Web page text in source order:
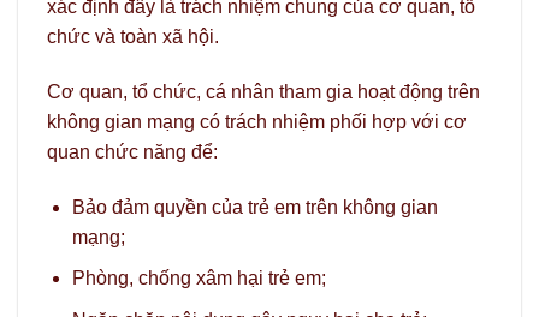
xác định đây là trách nhiệm chung của cơ quan, tổ
chức và toàn xã hội.
Cơ quan, tổ chức, cá nhân tham gia hoạt động trên
không gian mạng có trách nhiệm phối hợp với cơ
quan chức năng để:
Bảo đảm quyền của trẻ em trên không gian
mạng;
Phòng, chống xâm hại trẻ em;